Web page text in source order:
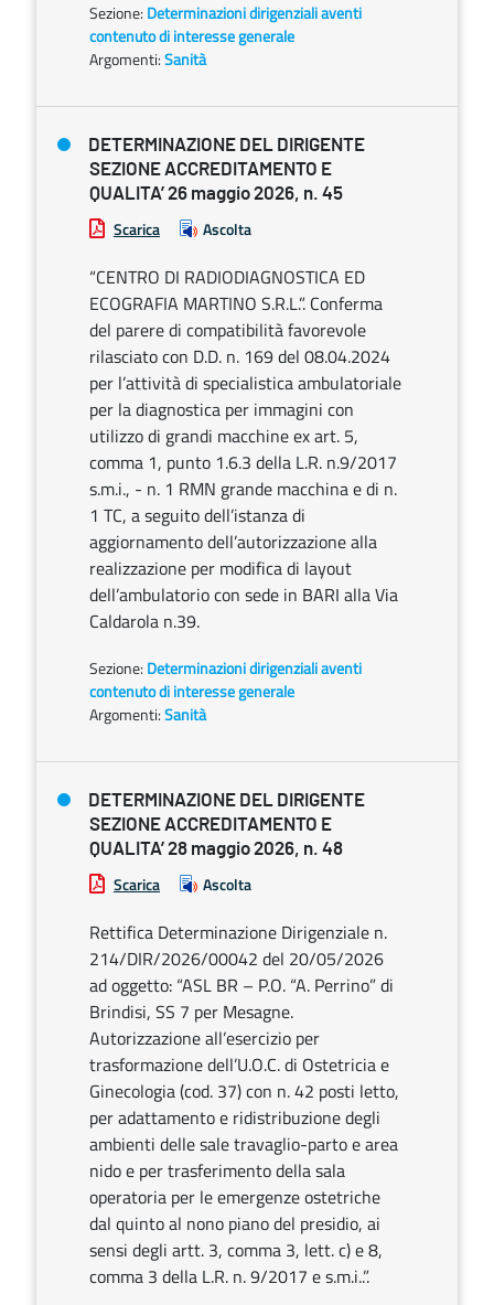
Sezione: Determinazioni dirigenziali aventi
contenuto di interesse generale
Argomenti:Sanità
DETERMINAZIONE DEL DIRIGENTE
SEZIONE ACCREDITAMENTO E
QUALITA’ 26 maggio 2026, n. 45
Scarica Ascolta
“CENTRO DI RADIODIAGNOSTICA ED
ECOGRAFIA MARTINO S.R.L.”. Conferma
del parere di compatibilità favorevole
rilasciato con D.D. n. 169 del 08.04.2024
per l’attività di specialistica ambulatoriale
per la diagnostica per immagini con
utilizzo di grandi macchine ex art. 5,
comma 1, punto 1.6.3 della L.R. n.9/2017
s.m.i., - n. 1 RMN grande macchina e di n.
1 TC, a seguito dell’istanza di
aggiornamento dell’autorizzazione alla
realizzazione per modifica di layout
dell’ambulatorio con sede in BARI alla Via
Caldarola n.39.
Sezione: Determinazioni dirigenziali aventi
contenuto di interesse generale
Argomenti:Sanità
DETERMINAZIONE DEL DIRIGENTE
SEZIONE ACCREDITAMENTO E
QUALITA’ 28 maggio 2026, n. 48
Scarica Ascolta
Rettifica Determinazione Dirigenziale n.
214/DIR/2026/00042 del 20/05/2026
ad oggetto: “ASL BR – P.O. “A. Perrino” di
Brindisi, SS 7 per Mesagne.
Autorizzazione all’esercizio per
trasformazione dell’U.O.C. di Ostetricia e
Ginecologia (cod. 37) con n. 42 posti letto,
per adattamento e ridistribuzione degli
ambienti delle sale travaglio-parto e area
nido e per trasferimento della sala
operatoria per le emergenze ostetriche
dal quinto al nono piano del presidio, ai
sensi degli artt. 3, comma 3, lett. c) e 8,
comma 3 della L.R. n. 9/2017 e s.m.i..”.